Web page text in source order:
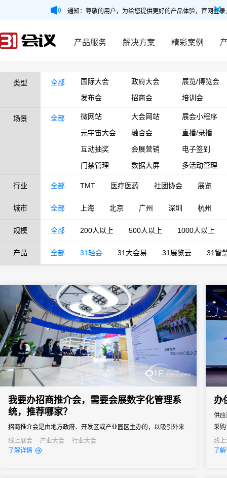
通知：尊敬的用户，为给您提供更好的产品体验，官网登
产品服务 解决方案 精彩案例
类型 全部 国际大会 政府大会
展览/博览会
发布会
招商会 培训会
场景 全部 微网站 大会网站
展会小程序
元宇宙大会
融合会
直播/录播
互动抽奖
会展营销
电子签到
门禁管理
数据大屏 多活动管理
行业 全部 TMT 医疗医药 社团协会 展览
城市 全部 上海 北京 广州 深圳 杭州
规模 全部 200人以上 500人以上 1000人以上
产品 全部 31轻会 31大会易 31展览云 31智
我要办招商推介会，需要会展数字化管理系
统，推荐哪家？
招商推介会是由地方政府、开发区或产业园区主办的，以吸引外来
投资、促进产业落地为核心目标的专题商务活动。参会客商涵盖世
界500强、行业龙头、投资机构和商会协会，单场活动潜在投资意
线上展会 产业大会
行业大会
了解详情
办
供
采
通
窗
线
了